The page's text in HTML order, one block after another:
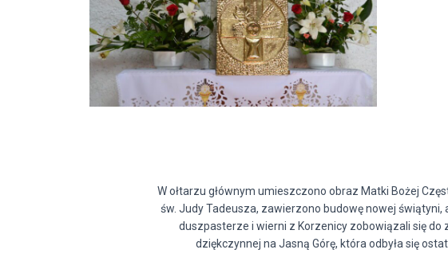
W ołtarzu głównym umieszczono obraz Matki Bożej
św. Judy Tadeusza, zawierzono budowę nowej
duszpasterze i wierni z Korzenicy zobowiązali się do
dziękczynnej na Jasną Górę, która odbyła się